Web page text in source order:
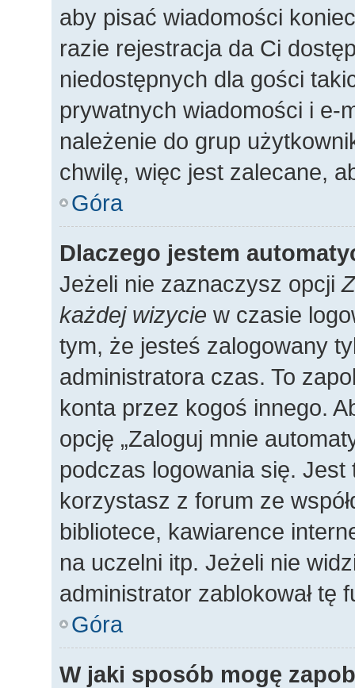
aby pisać wiadomości
razie rejestracja da Ci
niedostępnych dla gości
prywatnych wiadomości i e-
należenie do grup
chwilę, więc jest zalecane,
Góra
Dlaczego jestem
Jeżeli nie zaznaczysz opcji
każdej wizycie w czasie
tym, że jesteś zalogowany
administratora czas. To
konta przez kogoś innego.
opcję „Zaloguj mnie
podczas logowania się.
korzystasz z forum ze
bibliotece, kawiarence
na uczelni itp. Jeżeli nie
administrator zablokował tę
Góra
W jaki sposób mogę